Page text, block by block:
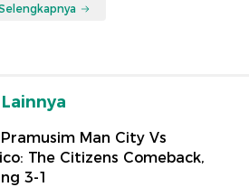
Man City Vs
The Citizens Comeback,
3-1